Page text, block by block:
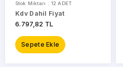
Stok Miktarı : 12 ADET
Kdv Dahil Fiyat
6.797,82 TL
Sepete Ekle